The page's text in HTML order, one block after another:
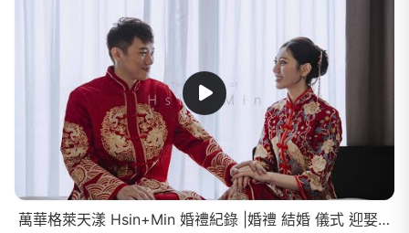
萬華格萊天漾 Hsin+Min 婚禮紀錄 |婚禮 結婚 儀式 迎娶 文定 嫁娶 婚戒 婚攝 婚錄 拼拼影像 THEPUZZLEFILM